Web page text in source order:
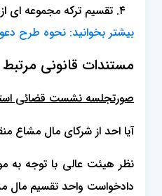
تقسیم ترکه مجموعه ای
بیشتر بخوانید: نحوه طرح
مستندات قانونی
صورتجلسه نشست قضائی استان
آیا احد از شرکای مال مشاع
دادخواست واحد تقسیم مال